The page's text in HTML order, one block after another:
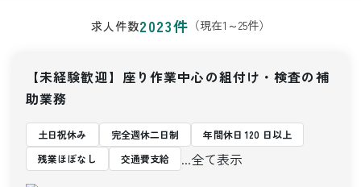
求人件数2023件 （現在1 ～25件）
【未経験歓迎】座り作業中心の組付け・検査の補
助業務
土日祝休み 完全週休二日制
年間休日 120 日以上
残業ほぼなし
交通費支給 ...全て表示